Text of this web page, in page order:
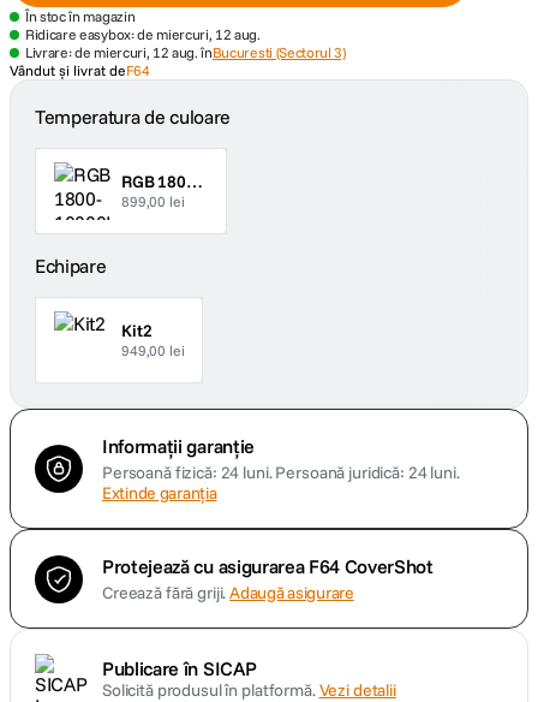
10. nou
În stoc în magazin
Ridicare easybox: de miercuri, 12 aug.
Livrare: de miercuri, 12 aug. înBucuresti (Sectorul 3)
Vândut și livrat deF64
Temperatura de culoare
RGB 1800-10000K
899,00 lei
Echipare
Kit2
949,00 lei
Informații garanție
Persoană fizică: 24 luni.Persoană juridică: 24 luni.
Extinde garanția
Protejează cu asigurarea F64 CoverShot
Creează fără griji.Adaugă asigurare
Publicare în SICAP
Solicită produsul în platformă.Vezi detalii